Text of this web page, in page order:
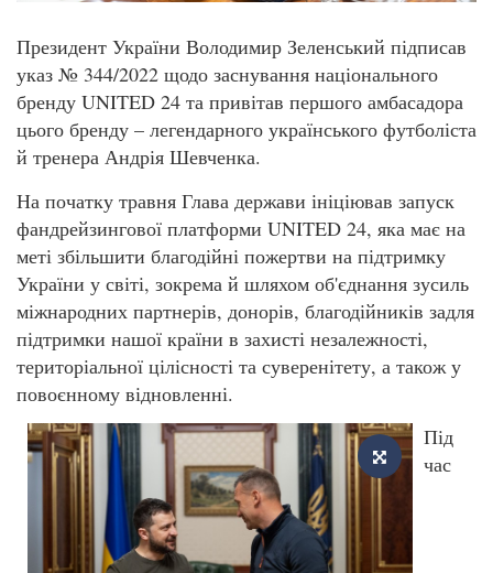
Президент України Володимир Зеленський підписав
указ № 344/2022 щодо заснування національного
бренду UNITED 24 та привітав першого амбасадора
цього бренду – легендарного українського футболіста
й тренера Андрія Шевченка.
На початку травня Глава держави ініціював запуск
фандрейзингової платформи UNITED 24, яка має на
меті збільшити благодійні пожертви на підтримку
України у світі, зокрема й шляхом об'єднання зусиль
міжнародних партнерів, донорів, благодійників задля
підтримки нашої країни в захисті незалежності,
територіальної цілісності та суверенітету, а також у
повоєнному відновленні.
Під
час